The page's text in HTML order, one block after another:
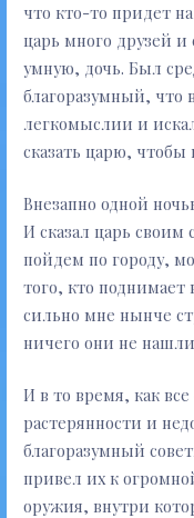
что кто-то придет
царь много друзей
умную, дочь. Был
благоразумный, что
легкомыслии и
сказать царю, чтобы
Внезапно одной
И сказал царь
пойдем по городу,
того, кто поднимает
сильно мне нынче
ничего они не
И в то время, как
растерянности и
благоразумный
привел их к
оружия, внутри